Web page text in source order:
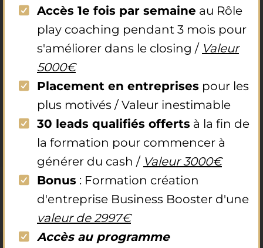
Accès 1e fois par semaine au Rôle
play coaching pendant 3 mois pour
s'améliorer dans le closing / Valeur
5000€
Placement en entreprises pour les
plus motivés / Valeur inestimable
30 leads qualifiés offerts à la fin de
la formation pour commencer à
générer du cash / Valeur 3000€
Bonus : Formation création
d'entreprise Business Booster d'une
valeur de 2997€
Accès au programme